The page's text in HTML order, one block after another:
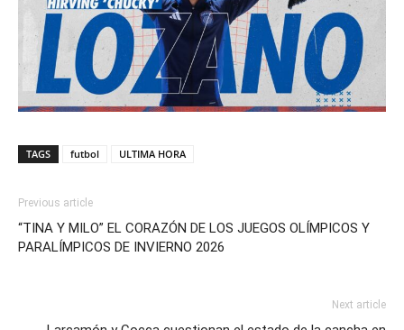
TAGS futbol ULTIMA HORA
Previous article
“TINA Y MILO” EL CORAZÓN DE LOS JUEGOS OLÍMPICOS Y
PARALÍMPICOS DE INVIERNO 2026
Next article